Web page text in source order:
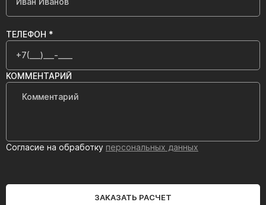
ТЕЛЕФОН *
КОММЕНТАРИЙ
Согласие на обработку персональных данных
ЗАКАЗАТЬ РАСЧЕТ